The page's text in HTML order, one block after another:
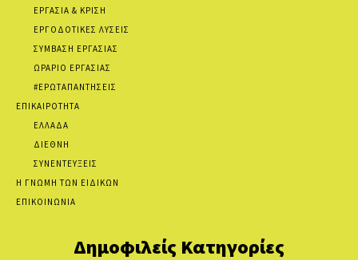
ΕΡΓΑΣΙΑ & ΚΡΙΣΗ
ΕΡΓΟΔΟΤΙΚΕΣ ΛΥΣΕΙΣ
ΣΥΜΒΑΣΗ ΕΡΓΑΣΙΑΣ
ΩΡΑΡΙΟ ΕΡΓΑΣΙΑΣ
#ΕΡΩΤΑΠΑΝΤΗΣΕΙΣ
ΕΠΙΚΑΙΡΟΤΗΤΑ
ΕΛΛΑΔΑ
ΔΙΕΘΝΗ
ΣΥΝΕΝΤΕΥΞΕΙΣ
Η ΓΝΩΜΗ ΤΩΝ ΕΙΔΙΚΩΝ
ΕΠΙΚΟΙΝΩΝΙΑ
Δημοφιλείς Κατηγορίες